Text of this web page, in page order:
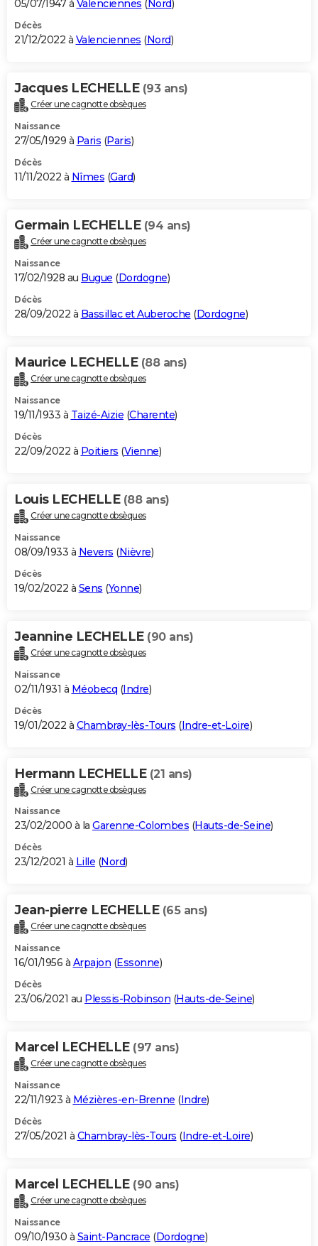
05/07/1947 à Valenciennes ( Nord)
Décès
21/12/2022 à Valenciennes (Nord)
Jacques LECHELLE (93 ans)
Créer une cagnotte obsèques
Naissance
27/05/1929 à Paris (Paris)
Décès
11/11/2022 à Nîmes (Gard)
Germain LECHELLE (94 ans)
Créer une cagnotte obsèques
Naissance
17/02/1928 au Bugue (Dordogne)
Décès
28/09/2022 à Bassillac et Auberoche (Dordogne)
Maurice LECHELLE (88 ans)
Créer une cagnotte obsèques
Naissance
19/11/1933 à Taizé-Aizie (Charente)
Décès
22/09/2022 à Poitiers (Vienne)
Louis LECHELLE (88 ans)
Créer une cagnotte obsèques
Naissance
08/09/1933 à Nevers (Nièvre)
Décès
19/02/2022 à Sens (Yonne)
Jeannine LECHELLE (90 ans)
Créer une cagnotte obsèques
Naissance
02/11/1931 à Méobecq (Indre)
Décès
19/01/2022 à Chambray-lès-Tours (Indre-et-Loire)
Hermann LECHELLE (21 ans)
Créer une cagnotte obsèques
Naissance
23/02/2000 à la Garenne-Colombes (Hauts-de-Seine)
Décès
23/12/2021 à Lille (Nord)
Jean-pierre LECHELLE (65 ans)
Créer une cagnotte obsèques
Naissance
16/01/1956 à Arpajon (Essonne)
Décès
23/06/2021 au Plessis-Robinson (Hauts-de-Seine)
Marcel LECHELLE (97 ans)
Créer une cagnotte obsèques
Naissance
22/11/1923 à Mézières-en-Brenne (Indre)
Décès
27/05/2021 à Chambray-lès-Tours (Indre-et-Loire)
Marcel LECHELLE (90 ans)
Créer une cagnotte obsèques
Naissance
09/10/1930 à Saint-Pancrace (Dordogne)